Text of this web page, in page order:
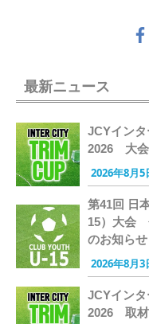
最新ニュース
JCYインタ
2026 大会
2026年8月5
第41回 日
15）大会
のお知らせ
2026年8月3
JCYインタ
2026 取材